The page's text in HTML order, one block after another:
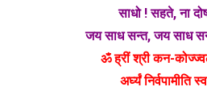
साधो ! सहते, ना
जय साध सन्त, जय साध
ॐ ह्रीं श्री कन-
अर्घ्यं निर्वपामीति